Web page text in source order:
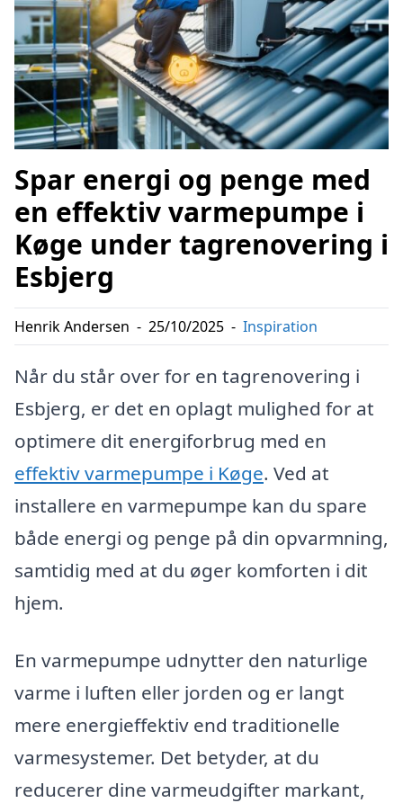
Spar energi og penge med
en effektiv varmepumpe i
Køge under tagrenovering i
Esbjerg
Henrik Andersen - 25/10/2025 - Inspiration
Når du står over for en tagrenovering i
Esbjerg, er det en oplagt mulighed for at
optimere dit energiforbrug med en
effektiv varmepumpe i Køge. Ved at
installere en varmepumpe kan du spare
både energi og penge på din opvarmning,
samtidig med at du øger komforten i dit
hjem.
En varmepumpe udnytter den naturlige
varme i luften eller jorden og er langt
mere energieffektiv end traditionelle
varmesystemer. Det betyder, at du
reducerer dine varmeudgifter markant,